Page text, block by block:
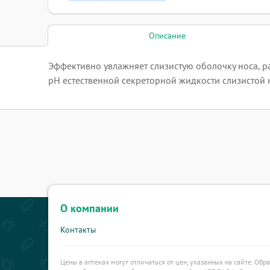
Описание
Эффективно увлажняет слизистую оболочку носа,
рН естественной секреторной жидкости слизистой
О компании
Контакты
Цены в аптеках могут отличаться от цен, указанных на сайте.